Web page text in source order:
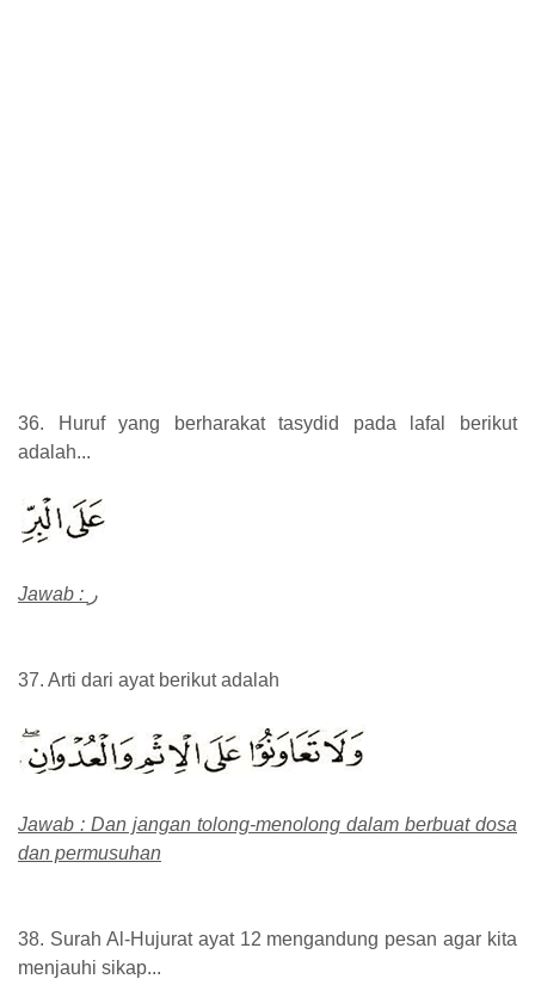
36. Huruf yang berharakat tasydid pada lafal berikut
adalah...
Jawab : ر
37. Arti dari ayat berikut adalah
Jawab : Dan jangan tolong-menolong dalam berbuat dosa
dan permusuhan
38. Surah Al-Hujurat ayat 12 mengandung pesan agar kita
menjauhi sikap...